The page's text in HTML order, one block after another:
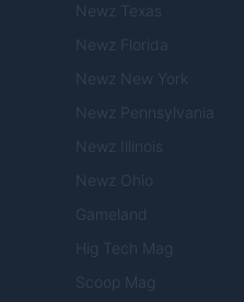
Newz Texas
Newz Florida
Newz New York
Newz Pennsylvania
Newz Illinois
Newz Ohio
Gameland
Hig Tech Mag
Scoop Mag